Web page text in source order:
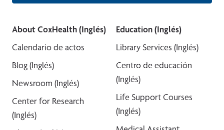
About CoxHealth (Inglés)
Calendario de actos
Blog (Inglés)
Newsroom (Inglés)
Center for Research
(Inglés)
Education (Inglés)
Library Services (Inglés)
Centro de educación
(Inglés)
Life Support Courses
(Inglés)